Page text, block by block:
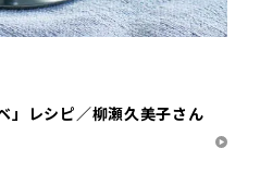
」レシピ／柳瀬久美子さん